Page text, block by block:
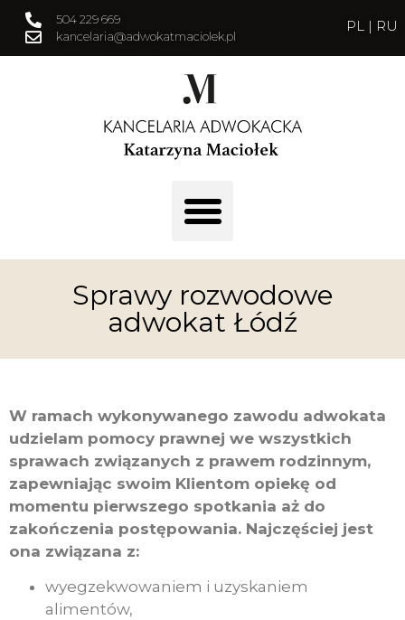
504 229 669
kancelaria@adwokatmaciolek.pl
PL | RU
Sprawy rozwodowe
adwokat Łódź
W ramach wykonywanego zawodu adwokata
udzielam pomocy prawnej we wszystkich
sprawach związanych z prawem rodzinnym,
zapewniając swoim Klientom opiekę od
momentu pierwszego spotkania aż do
zakończenia postępowania. Najczęściej jest
ona związana z:
wyegzekwowaniem i uzyskaniem
alimentów,